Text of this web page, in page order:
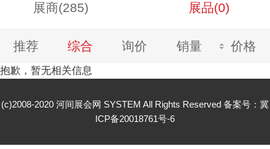
展商(285) 展品(0)
推荐 综合 询价 销量 价格
抱歉，暂无相关信息
(c)2008-2020 河间展会网 SYSTEM All Rights Reserved 备案号： 冀
ICP备20018761号-6